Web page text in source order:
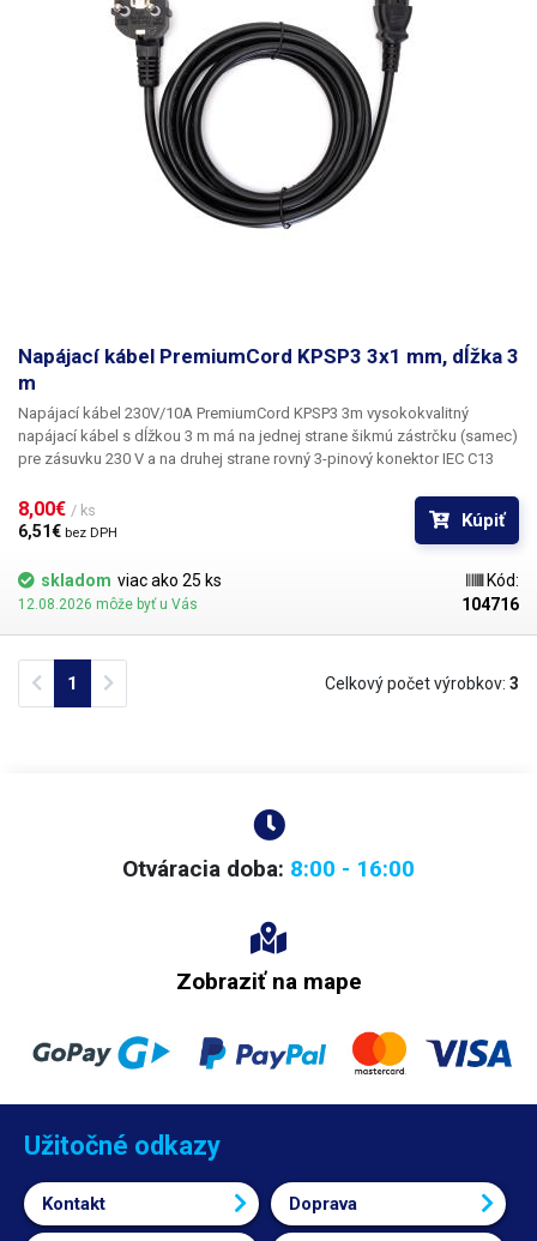
Napájací kábel PremiumCord KPSP3 3x1 mm, dĺžka 3
m
Napájací kábel 230V/10A PremiumCord KPSP3 3m
napájací kábel s dĺžkou 3 m má na jednej strane šikmú zástrčku (samec)
pre zásuvku 230 V a na druhej strane rovný 3-pinový konektor IEC C13
napájanie kancelárskej a domácej elektroniky a používa sa aj v prevažnej
väčšine nami predávaných strojov.
8,00€ / ks
6,51€ bez DPH
Kúpiť
skladom viac ako 25 ks
12.08.2026 môže byť u Vás
Kód:
104716
Previous
1 Celkový počet výrobkov: 3
Otváracia doba: 8:00 - 16:00
Zobraziť na mape
Užitočné odkazy
Kontakt Doprava